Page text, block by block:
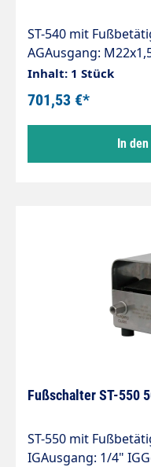
ST-540 mit
AGAusgang:
Inhalt: 1 Stück
701,53 €*
In
Fußschalter ST-550
ST-550 mit
IGAusgang: 1/4"